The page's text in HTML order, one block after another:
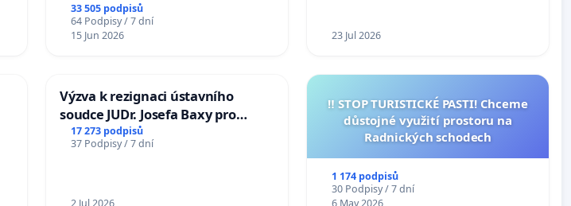
33 505 podpisů
64 Podpisy / 7 dní
15 Jun 2026
23 Jul 2026
Výzva k rezignaci ústavního
soudce JUDr. Josefa Baxy pro
ohrožení důvěry ve spravedlivý
proces
17 273 podpisů
37 Podpisy / 7 dní
2 Jul 2026
‼️ STOP TURISTICKÉ PASTI! Chceme
důstojné využití prostoru na
Radnických schodech
1 174 podpisů
30 Podpisy / 7 dní
6 May 2026